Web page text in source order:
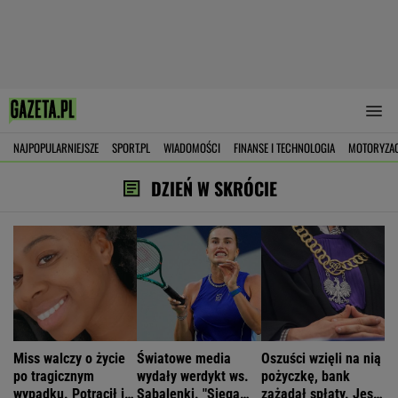
NAJPOPULARNIEJSZE SPORT.PL WIADOMOŚCI FINANSE I TECHNOLOGIA
DZIEŃ W SKRÓCIE
Miss walczy o życie
po tragicznym
wypadku. Potrącił ją
Światowe media
wydały werdykt ws.
Sabalenki. "Sięga
Oszuści wzięli na nią
pożyczkę, bank
zażądał spłaty. Jest